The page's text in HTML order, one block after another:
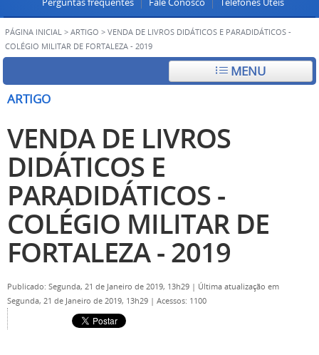
Perguntas frequentes Fale Conosco Telefones Uteis
PÁGINA INICIAL > ARTIGO > VENDA DE LIVROS DIDÁTICOS E PARADIDÁTICOS -
COLÉGIO MILITAR DE FORTALEZA - 2019
MENU
ARTIGO
VENDA DE LIVROS
DIDÁTICOS E
PARADIDÁTICOS -
COLÉGIO MILITAR DE
FORTALEZA - 2019
Publicado: Segunda, 21 de Janeiro de 2019, 13h29 | Última atualização em
Segunda, 21 de Janeiro de 2019, 13h29 | Acessos: 1100